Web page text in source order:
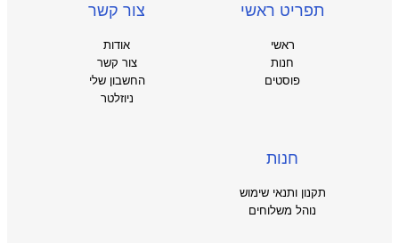
תפריט ראשי
ראשי
חנות
פוסטים
צור קשר
אודות
צור קשר
החשבון שלי
ניוזלטר
חנות
תקנון ותנאי שימוש
נוהל משלוחים